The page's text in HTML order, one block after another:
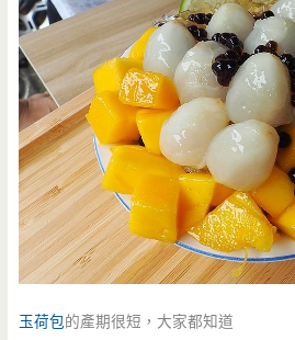
玉荷包的產期很短，大家都知道